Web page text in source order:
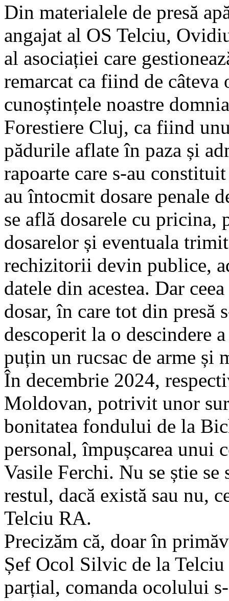
Din materialele de presă
angajat al OS Telciu,
al asociației care
remarcat ca fiind de
cunoștințele noastre
Forestiere Cluj, ca fiind
pădurile aflate în paza și
rapoarte care s-au
au întocmit dosare penale
se află dosarele cu pricina,
dosarelor și eventuala
rechizitorii devin publice,
datele din acestea. Dar
dosar, în care tot din presă
descoperit la o descindere
puțin un rucsac de arme și
În decembrie 2024,
Moldovan, potrivit unor
bonitatea fondului de la
personal, împușcarea unui
Vasile Ferchi. Nu se știe
restul, dacă există sau nu,
Telciu RA.
Precizăm că, doar în
Șef Ocol Silvic de la
parțial, comanda ocolului